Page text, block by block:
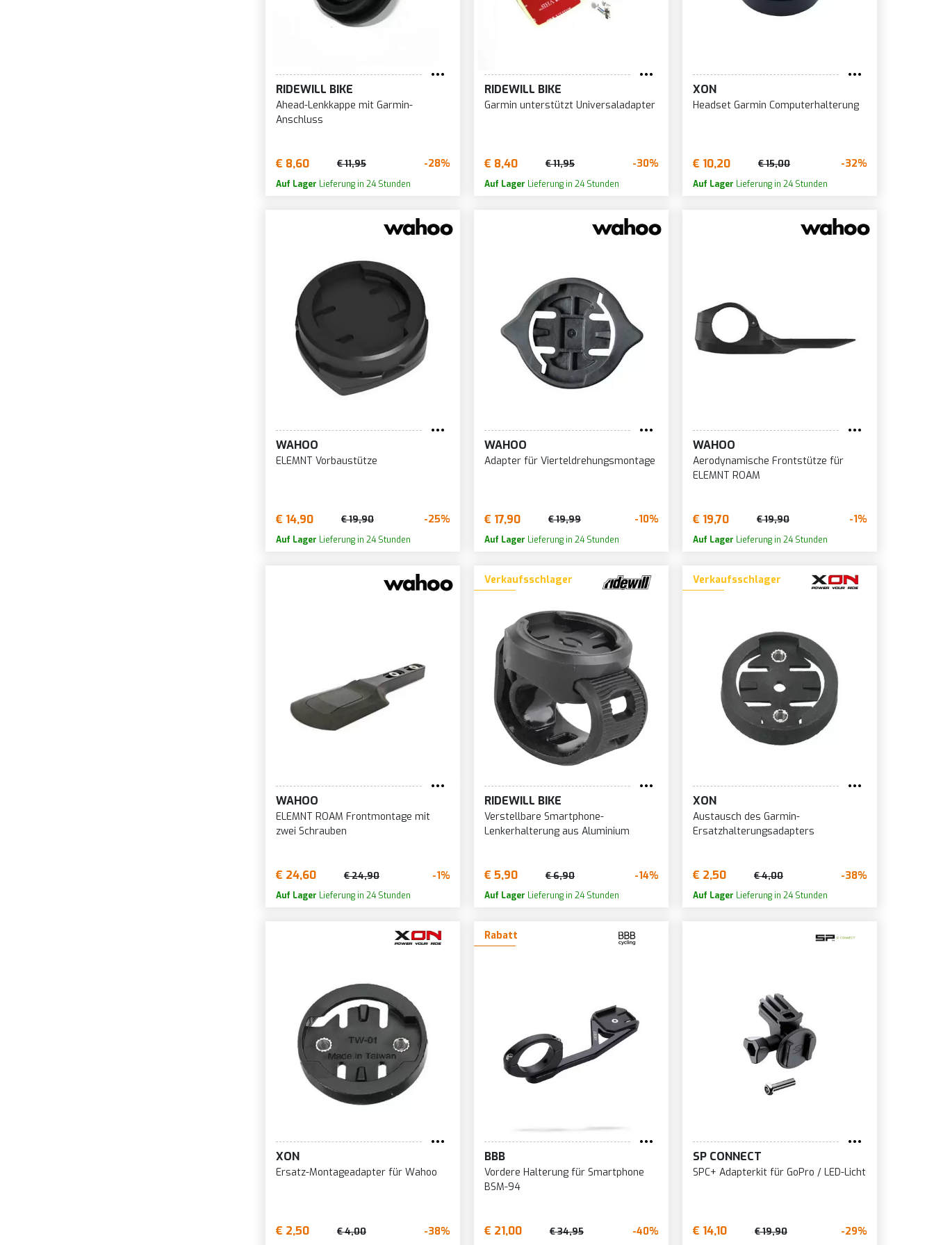
RIDEWILL BIKE
Ahead-Lenkkappe mit Garmin-
Anschluss
€ 8,60 € 11,95 -28%
Auf Lager Lieferung in 24 Stunden
RIDEWILL BIKE
Garmin unterstützt Universaladapter
€ 8,40 € 11,95 -30%
Auf Lager Lieferung in 24 Stunden
XON
Headset Garmin Computerhalterung
€ 10,20 € 15,00 -32%
Auf Lager Lieferung in 24 Stunden
WAHOO
ELEMNT Vorbaustütze
€ 14,90 € 19,90 -25%
Auf Lager Lieferung in 24 Stunden
WAHOO
Adapter für Vierteldrehungsmontage
€ 17,90 € 19,99 -10%
Auf Lager Lieferung in 24 Stunden
WAHOO
Aerodynamische Frontstütze für
ELEMNT ROAM
€ 19,70 € 19,90 -1%
Auf Lager Lieferung in 24 Stunden
WAHOO
ELEMNT ROAM Frontmontage mit
zwei Schrauben
€ 24,60 € 24,90 -1%
Auf Lager Lieferung in 24 Stunden
Verkaufsschlager
RIDEWILL BIKE
Verstellbare Smartphone-
Lenkerhalterung aus Aluminium
€ 5,90 € 6,90 -14%
Auf Lager Lieferung in 24 Stunden
Verkaufsschlager
XON
Austausch des Garmin-
Ersatzhalterungsadapters
€ 2,50 € 4,00 -38%
Auf Lager Lieferung in 24 Stunden
XON
Ersatz-Montageadapter für Wahoo
€ 2,50 € 4,00 -38%
Rabatt
BBB
Vordere Halterung für Smartphone
BSM-94
€ 21,00 € 34,95 -40%
SP CONNECT
SPC+ Adapterkit für GoPro / LED-Licht
€ 14,10 € 19,90 -29%